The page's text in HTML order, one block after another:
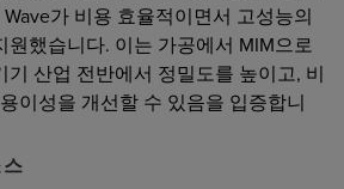
가 비용 효율적이면서 고성능의
원했습니다. 이는 가공에서 MIM으로
기 산업 전반에서 정밀도를 높이고, 비
이성을 개선할 수 있음을 입증합니